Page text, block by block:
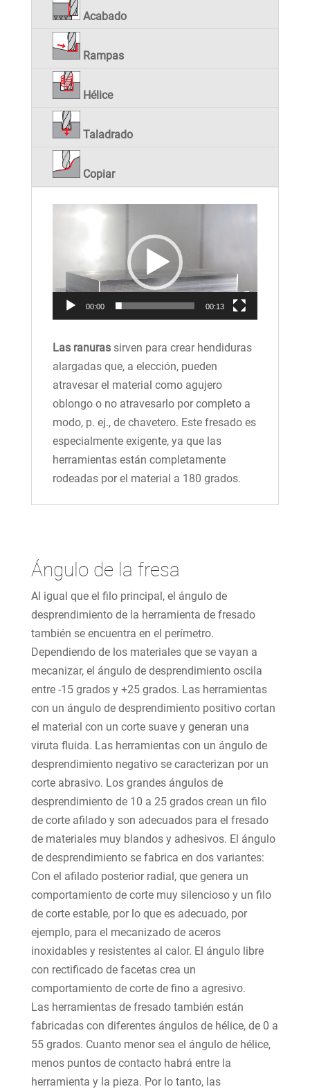
Acabado
Rampas
Hélice
Taladrado
Copiar
Reproductor
00:00 00:13
Las ranurassirven para crear hendiduras
alargadas que, a elección, pueden
atravesar el material como agujero
oblongo o no atravesarlo por completo a
modo, p. ej., de chavetero. Este fresado es
especialmente exigente, ya que las
herramientas están completamente
rodeadas por el material a 180 grados.
Ángulo de la fresa
Al igual que el filo principal, el ángulo de
desprendimiento de la herramienta de fresado
también se encuentra en el perímetro.
Dependiendo de los materiales que se vayan a
mecanizar, el ángulo de desprendimiento oscila
entre -15 grados y +25 grados. Las herramientas
con un ángulo de desprendimiento positivo cortan
el material con un corte suave y generan una
viruta fluida. Las herramientas con un ángulo de
desprendimiento negativo se caracterizan por un
corte abrasivo. Los grandes ángulos de
desprendimiento de 10 a 25 grados crean un filo
de corte afilado y son adecuados para el fresado
de materiales muy blandos y adhesivos. El ángulo
de desprendimiento se fabrica en dos variantes:
Con el afilado posterior radial, que genera un
comportamiento de corte muy silencioso y un filo
de corte estable, por lo que es adecuado, por
ejemplo, para el mecanizado de aceros
inoxidables y resistentes al calor. El ángulo libre
con rectificado de facetas crea un
comportamiento de corte de fino a agresivo.
Las herramientas de fresado también están
fabricadas con diferentes ángulos de hélice, de 0 a
55 grados. Cuanto menor sea el ángulo de hélice,
menos puntos de contacto habrá entre la
herramienta y la pieza. Por lo tanto, las